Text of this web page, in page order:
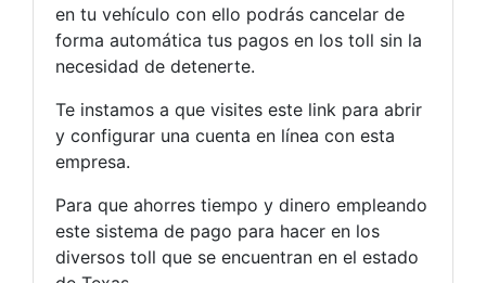
en tu vehículo con ello podrás cancelar de
forma automática tus pagos en los toll sin la
necesidad de detenerte.
Te instamos a que visites este link para abrir
y configurar una cuenta en línea con esta
empresa.
Para que ahorres tiempo y dinero empleando
este sistema de pago para hacer en los
diversos toll que se encuentran en el estado